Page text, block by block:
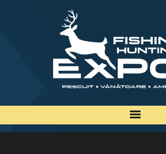
INFO
INSCRIERE
TARIFE